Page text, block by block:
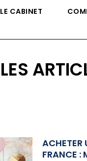
LE CABINET
LES
ACHETER
FRANCE :